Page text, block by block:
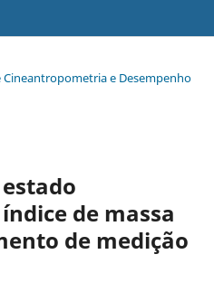
Cineantropometria e Desempenho
de massa
de medição